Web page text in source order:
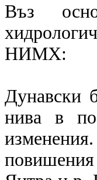
Въз
НИМХ:
Дунавски
нива в